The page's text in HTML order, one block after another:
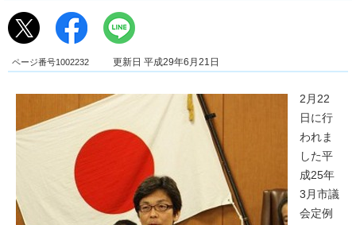
ページ番号1002232 更新日 平成29年6月21日
2月22
日に行
われま
した平
成25年
3月市議
会定例